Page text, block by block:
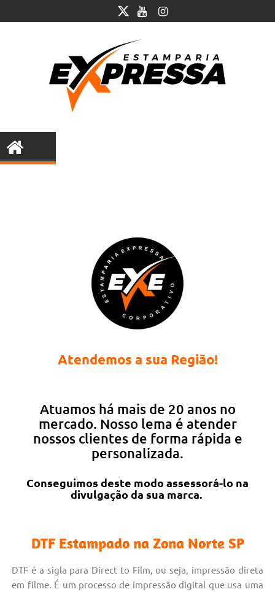
Atendemos a sua Região!
Atuamos há mais de 20 anos no
mercado. Nosso lema é atender
nossos clientes de forma rápida e
personalizada.
Conseguimos deste modo assessorá-lo na
divulgação da sua marca.
DTF Estampado na Zona Norte SP
DTF é a sigla para Direct to Film, ou seja, impressão direta
em filme. É um processo de impressão digital que usa uma